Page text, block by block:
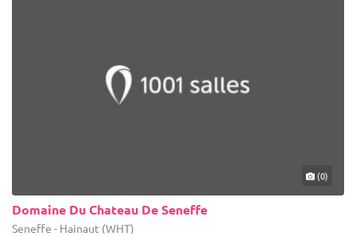
(0)
Domaine Du Chateau De Seneffe
Seneffe - Hainaut (WHT)